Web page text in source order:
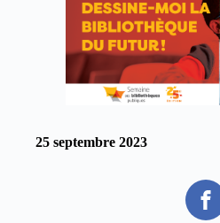
25 septembre 2023